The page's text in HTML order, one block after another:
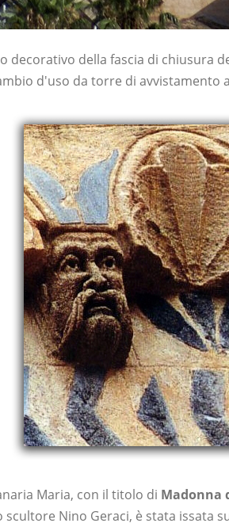
decorativo della fascia di chiusura
d'uso da torre di avvistamento
Maria, con il titolo di Madonna
Nino Geraci, è stata issata